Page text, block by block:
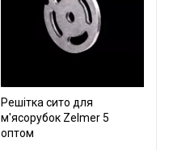
Решітка сито для
м'ясорубок Zelmer 5
оптом